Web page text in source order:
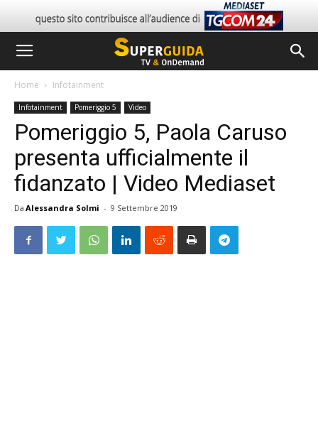
Home Infotainment
Infotainment Pomeriggio 5 Video
Pomeriggio 5, Paola Caruso
presenta ufficialmente il
fidanzato | Video Mediaset
Da Alessandra Solmi - 9 Settembre 2019